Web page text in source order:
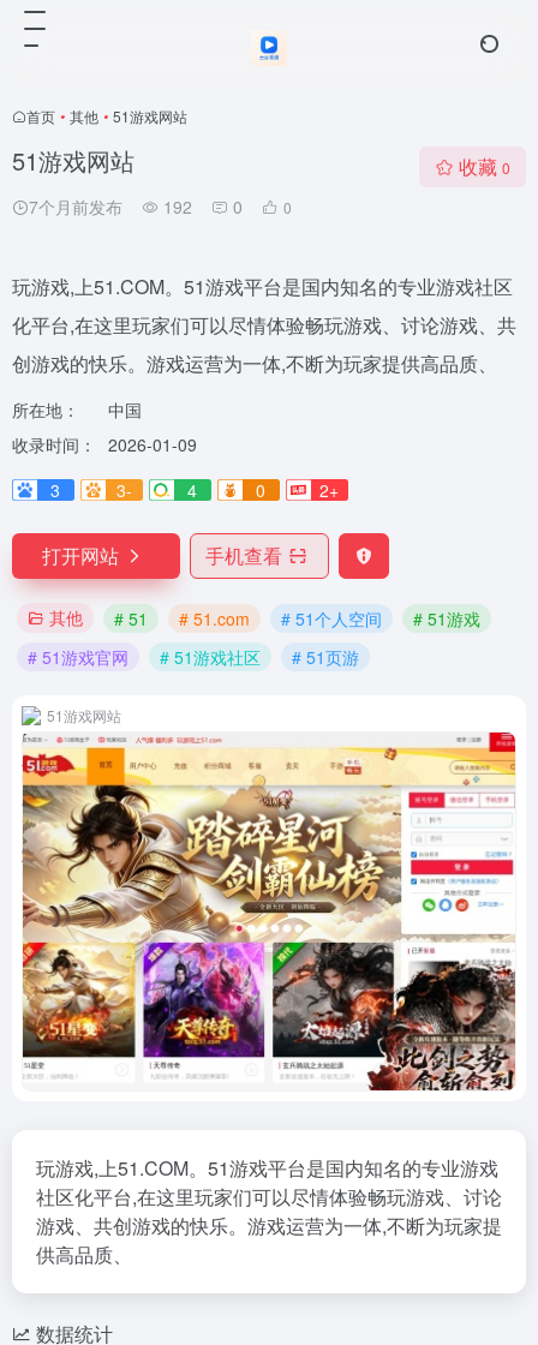
首页 • 其他 • 51游戏网站
51游戏网站
7个月前发布 192 0 0
收藏 0
玩游戏,上51.COM。51游戏平台是国内知名的专业游戏社区
化平台,在这里玩家们可以尽情体验畅玩游戏、讨论游戏、共
创游戏的快乐。游戏运营为一体,不断为玩家提供高品质、
所在地：
中国
收录时间：
2026-01-09
3
3- 4 0 2+
打开网站 手机查看
其他 # 51 # 51.com # 51个人空间
# 51游戏
# 51游戏官网
# 51游戏社区 # 51页游
51游戏网站
玩游戏,上51.COM。51游戏平台是国内知名的专业游戏
社区化平台,在这里玩家们可以尽情体验畅玩游戏、讨论
游戏、共创游戏的快乐。游戏运营为一体,不断为玩家提
供高品质、
数据统计